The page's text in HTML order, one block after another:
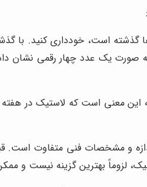
از 4 سال از تاریخ تولید آن‌ها گذشته
صورت یک عدد چهار رقمی
و مشخصات فنی متفاوت است.
لزوماً بهترین گزینه نیست و